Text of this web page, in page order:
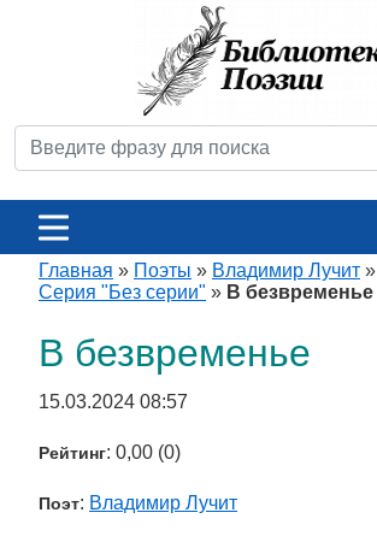
Главная » Поэты » Владимир Лучит »
Серия "Без серии" » В безвременье
В безвременье
15.03.2024 08:57
Рейтинг: 0,00 (0)
Поэт: Владимир Лучит